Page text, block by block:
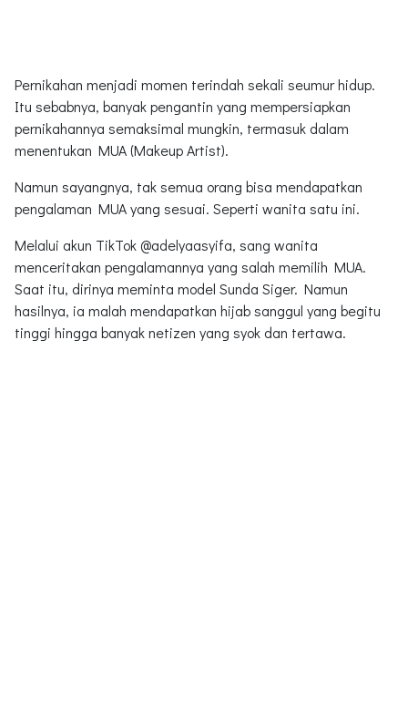
Pernikahan menjadi momen terindah sekali seumur hidup.
Itu sebabnya, banyak pengantin yang mempersiapkan
pernikahannya semaksimal mungkin, termasuk dalam
menentukan MUA (Makeup Artist).
Namun sayangnya, tak semua orang bisa mendapatkan
pengalaman MUA yang sesuai. Seperti wanita satu ini.
Melalui akun TikTok @adelyaasyifa, sang wanita
menceritakan pengalamannya yang salah memilih MUA.
Saat itu, dirinya meminta model Sunda Siger. Namun
hasilnya, ia malah mendapatkan hijab sanggul yang begitu
tinggi hingga banyak netizen yang syok dan tertawa.